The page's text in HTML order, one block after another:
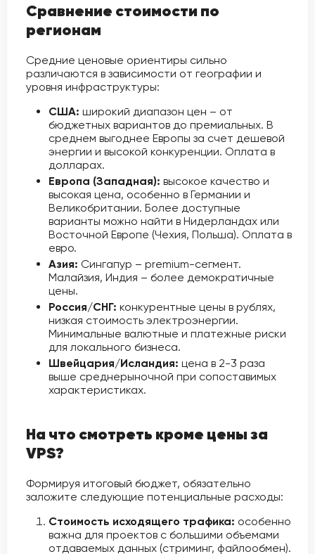
Сравнение стоимости по
регионам
Средние ценовые ориентиры сильно
различаются в зависимости от географии и
уровня инфраструктуры:
США: широкий диапазон цен – от
бюджетных вариантов до премиальных. В
среднем выгоднее Европы за счет дешевой
энергии и высокой конкуренции. Оплата в
долларах.
Европа (Западная): высокое качество и
высокая цена, особенно в Германии и
Великобритании. Более доступные
варианты можно найти в Нидерландах или
Восточной Европе (Чехия, Польша). Оплата в
евро.
Азия: Сингапур – premium-сегмент.
Малайзия, Индия – более демократичные
цены.
Россия/СНГ: конкурентные цены в рублях,
низкая стоимость электроэнергии.
Минимальные валютные и платежные риски
для локального бизнеса.
Швейцария/Исландия: цена в 2-3 раза
выше среднерыночной при сопоставимых
характеристиках.
На что смотреть кроме цены за
VPS?
Формируя итоговый бюджет, обязательно
заложите следующие потенциальные расходы:
Стоимость исходящего трафика: особенно
важна для проектов с большими объемами
отдаваемых данных (стриминг, файлообмен).